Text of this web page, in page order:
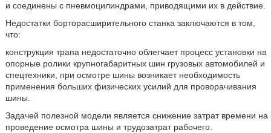
и соединены с пневмоцилиндрами, приводящими их в действие.
Недостатки борторасширительного станка заключаются в том,
что:
конструкция трапа недостаточно облегчает процесс установки на
опорные ролики крупногабаритных шин грузовых автомобилей и
спецтехники, при осмотре шины возникает необходимость
применения больших физических усилий для проворачивания
шины.
Задачей полезной модели является снижение затрат времени на
проведение осмотра шины и трудозатрат рабочего.